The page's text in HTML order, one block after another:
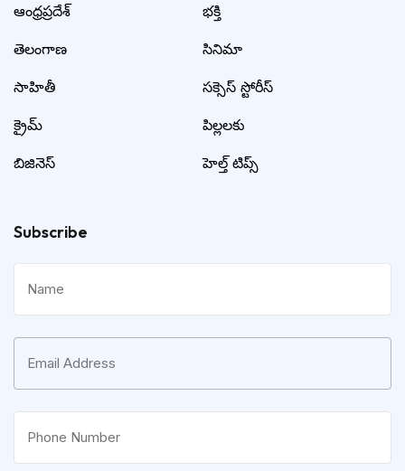
ఆంధ్రప్రదేశ్
తెలంగాణ
సాహితీ
క్రైమ్
బిజినెస్
భక్తి
సినిమా
సక్సెస్ స్టోరీస్
పిల్లలకు
హెల్త్ టిప్స్
Subscribe